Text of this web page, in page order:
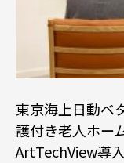
東京海上日動
護付き老人ホー
ArtTechView導入